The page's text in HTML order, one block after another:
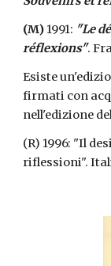
(M) 1991: "Le
réflexions".
Esiste
firmati con
nell'edizione
(R) 1996: "Il
riflessioni".